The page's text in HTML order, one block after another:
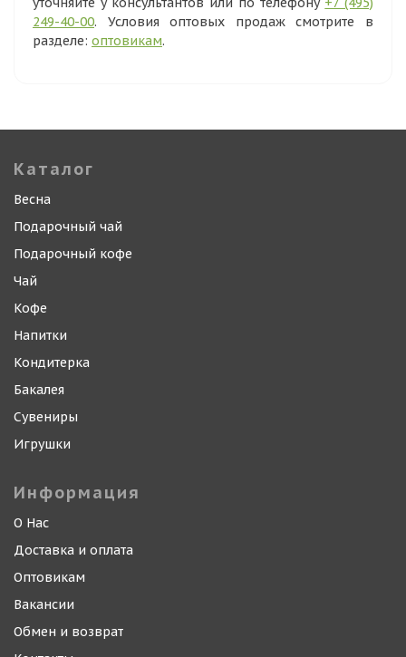
249-40-00. Условия оптовых продаж смотрите в
разделе: оптовикам.
Каталог
Весна
Подарочный чай
Подарочный кофе
Чай
Кофе
Напитки
Кондитерка
Бакалея
Сувениры
Игрушки
Информация
О Нас
Доставка и оплата
Оптовикам
Вакансии
Обмен и возврат